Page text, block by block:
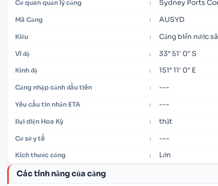
Cơ quan quản lý cảng : Sydney Ports
Mã Cảng : AUSYD
Kiểu : Cảng biển nước
Vĩ độ : 33° 51' 0" S
Kinh độ : 151° 11' 0" E
Cảng nhập cảnh đầu tiên : ---
Yêu cầu tin nhắn ETA : ---
Đại diện Hoa Kỳ : thật
Cơ sở y tế : ---
Kích thước cổng : Lớn
Các tính năng của cảng